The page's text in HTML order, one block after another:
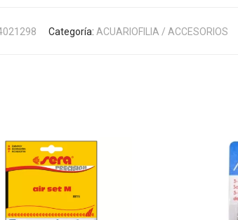
Categoría: ACUARIOFILIA / ACCESORIOS